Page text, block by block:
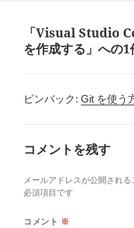
「Visual Studio
を作成する」への
ピンバック:Git を使う
コメントを残す
メールアドレスが公開される
必須項目です
コメント ※